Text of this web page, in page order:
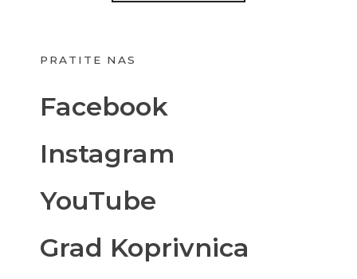
PRATITE NAS
Facebook
Instagram
YouTube
Grad Koprivnica